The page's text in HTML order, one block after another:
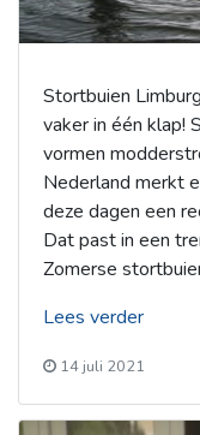
Stortbuien
vaker in één klap!
vormen
Nederland merkt
deze dagen een
Dat past in een
Zomerse
Lees verder
14 juli 2021